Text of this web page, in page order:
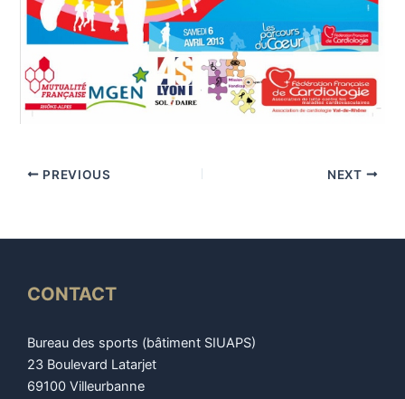
PREVIOUS NEXT
CONTACT
Bureau des sports (bâtiment SIUAPS)
23 Boulevard Latarjet
69100 Villeurbanne